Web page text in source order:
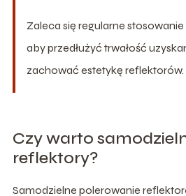
Zaleca się regularne
aby przedłużyć trwałość
zachować estetykę reflektorów.
Czy warto
reflektory?
Samodzielne polerowanie